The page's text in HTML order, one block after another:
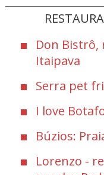
Don
Itaipava
Serra pet
I love
Búzios:
Lorenzo -